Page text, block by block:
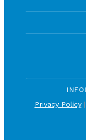
Privacy Policy|